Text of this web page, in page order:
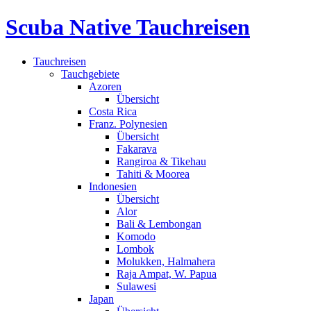
Scuba Native Tauchreisen
Tauchreisen
Tauchgebiete
Azoren
Übersicht
Costa Rica
Franz. Polynesien
Übersicht
Fakarava
Rangiroa & Tikehau
Tahiti & Moorea
Indonesien
Übersicht
Alor
Bali & Lembongan
Komodo
Lombok
Molukken, Halmahera
Raja Ampat, W. Papua
Sulawesi
Japan